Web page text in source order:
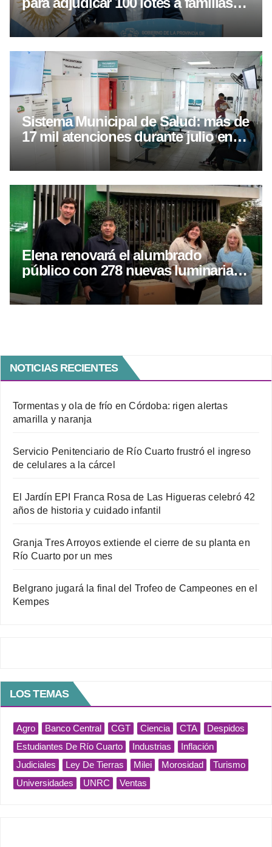
de la localidad
Sistema Municipal de Salud: más de
17 mil atenciones durante julio en
Villa María
Elena renovará el alumbrado
público con 278 nuevas luminarias
LED
NOTICIAS RECIENTES
Tormentas y ola de frío en Córdoba: rigen alertas
amarilla y naranja
Servicio Penitenciario de Río Cuarto frustró el ingreso
de celulares a la cárcel
El Jardín EPI Franca Rosa de Las Higueras celebró 42
años de historia y cuidado infantil
Granja Tres Arroyos extiende el cierre de su planta en
Río Cuarto por un mes
Belgrano jugará la final del Trofeo de Campeones en el
Kempes
LOS TEMAS
Agro Banco Central CGT Ciencia CTA
Despidos
Estudiantes De Río Cuarto
Industrias
Inflación
Judiciales
Ley De Tierras Milei Morosidad
Turismo
Universidades
UNRC Ventas